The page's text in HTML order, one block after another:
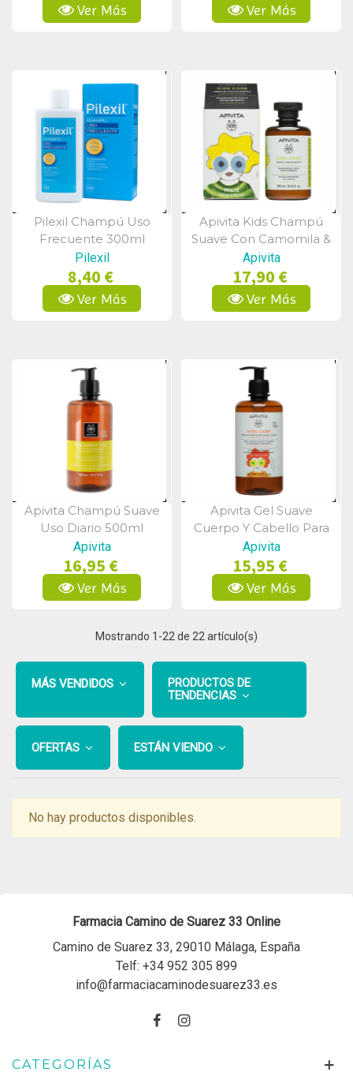
Ver Más Ver Más
Vista Rápida
Pilexil Champú Uso
Frecuente 300ml
Pilexil
8,40 €
Ver Más
Vista Rápida
Apivita Kids Champú
Suave Con Camomila &
Miel 250ml
Apivita
17,90 €
Ver Más
Vista Rápida
Apivita Champú Suave
Uso Diario 500ml
Apivita
16,95 €
Ver Más
Vista Rápida
Apivita Gel Suave
Cuerpo Y Cabello Para
Niños 500ml
Apivita
15,95 €
Ver Más
Mostrando 1 -22 de 22 artículo(s)
MÁS VENDIDOS
PRODUCTOS DE
TENDENCIAS
OFERTAS ESTÁN VIENDO
No hay productos disponibles.
Farmacia Camino de Suarez 33 Online
Camino de Suarez 33, 29010 Málaga, España
Telf: +34 952 305 899
info@farmaciacaminodesuarez33.es
CATEGORÍAS